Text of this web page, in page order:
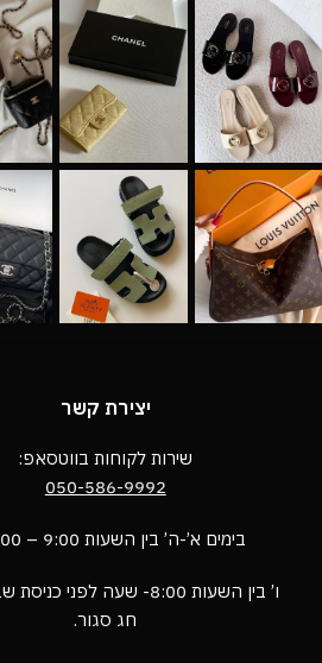
יצירת קשר
שירות לקוחות בווטסאפ:
050-586-9992
בימים א’-ה’ בין השעות 9:00 – 18:00 ,
ו’ בין השעות 8:00- שעה לפני
חג סגור.